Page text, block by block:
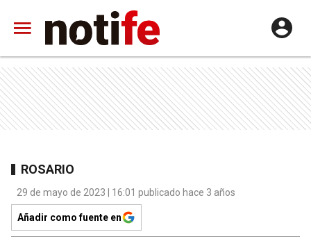
ROSARIO
29 de mayo de 2023 | 16:01 publicado hace 3 años
Añadir como fuente en